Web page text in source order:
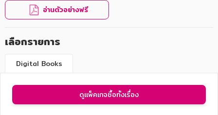
อ่านตัวอย่างฟรี
เลือกรายการ
Digital Books
ดูแพ็คเกจซื้อทั้งเรื่อง